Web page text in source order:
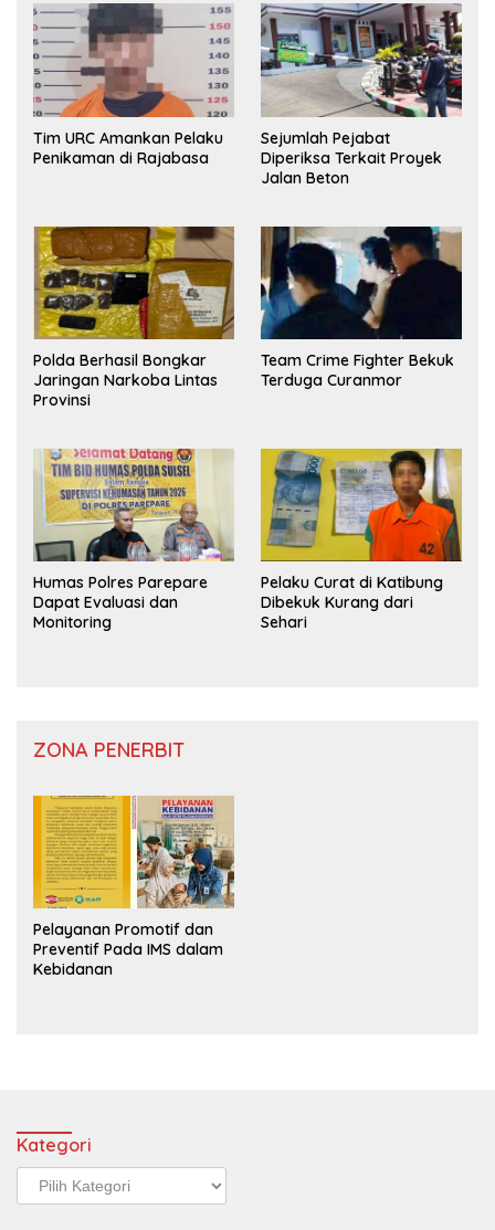
Tim URC Amankan Pelaku
Penikaman di Rajabasa
Sejumlah Pejabat
Diperiksa Terkait Proyek
Jalan Beton
Polda Berhasil Bongkar
Jaringan Narkoba Lintas
Provinsi
Team Crime Fighter Bekuk
Terduga Curanmor
Humas Polres Parepare
Dapat Evaluasi dan
Monitoring
Pelaku Curat di Katibung
Dibekuk Kurang dari
Sehari
ZONA PENERBIT
Pelayanan Promotif dan
Preventif Pada IMS dalam
Kebidanan
Kategori
Kategori